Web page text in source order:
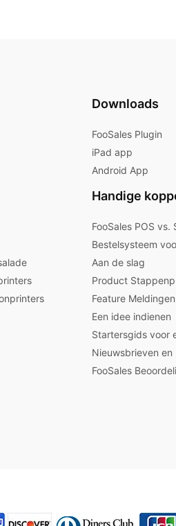
Downloads
FooSales Plugin
iPad app
Android App
Handige
FooSales POS vs.
Bestelsysteem
Aan de slag
Product
Feature Meldingen
Een idee indienen
Startersgids voor
Nieuwsbrieven en
FooSales